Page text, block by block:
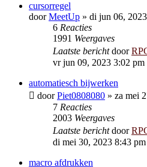
cursorregel
doorMeetUp » di jun 06,
6 Reacties
1991 Weergaves
Laatste berichtdoor
vr jun 09, 2023 3:02 pm
automatiesch bijwerken
doorPiet0808080 » za mei
7 Reacties
2003 Weergaves
Laatste berichtdoor
di mei 30, 2023 8:43 pm
macro afdrukken